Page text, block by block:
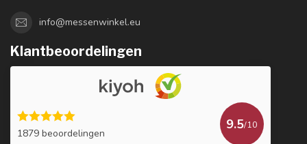
info@messenwinkel.eu
Klantbeoordelingen
1879 beoordelingen
9.5/10